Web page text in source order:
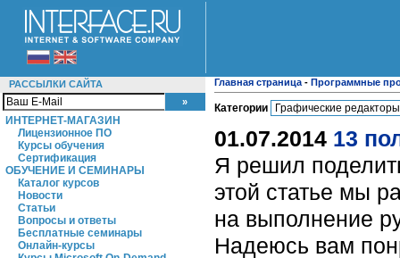
РАССЫЛКИ САЙТА
ИНТЕРНЕТ-МАГАЗИН
Лицензионное ПО
Курсы обучения
Сертификация
ОБУЧЕНИЕ И СЕМИНАРЫ
Каталог курсов
Новости
Статьи
Вопросы и ответы
Бесплатные семинары
Онлайн-курсы
Главная страница - Программные
Категории
01.07.2014 13
Я решил
этой статье мы
на выполнение
Надеюсь вам